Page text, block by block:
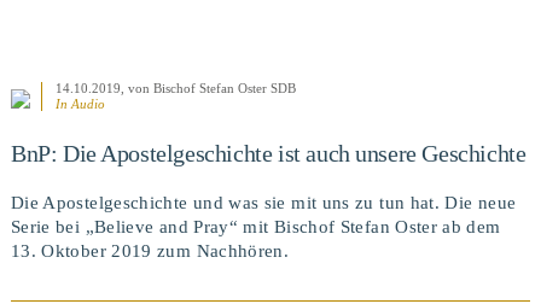
14.10.2019 , von Bischof Stefan Oster SDB
In Audio
BnP: Die Apostelgeschichte ist auch unsere Geschichte
Die Apostelgeschichte und was sie mit uns zu tun hat. Die neue
Serie bei „Believe and Pray“ mit Bischof Stefan Oster ab dem
13. Oktober 2019 zum Nachhören.